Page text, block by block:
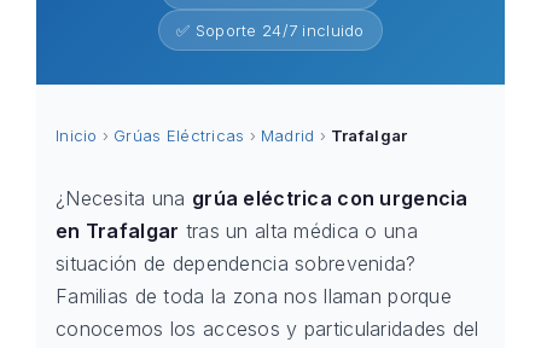
✅ Soporte 24/7 incluido
Inicio › Grúas Eléctricas › Madrid › Trafalgar
¿Necesita una grúa eléctrica con urgencia
en Trafalgar tras un alta médica o una
situación de dependencia sobrevenida?
Familias de toda la zona nos llaman porque
conocemos los accesos y particularidades del